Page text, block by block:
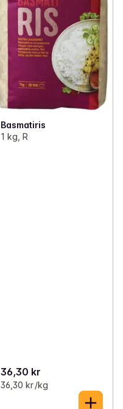
Basmatiris
1 kg, R
36,30 kr
36,30 kr /kg